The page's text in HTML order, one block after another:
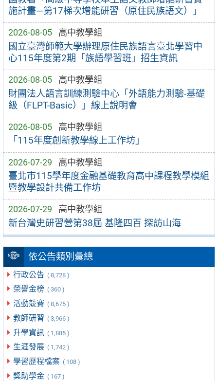
施計畫—第17梯次增能研習（原住民族語文）」
2026-08-05 高中教學組
國立臺灣師範大學辦理原住民族語言臺北學習中
心115年度第2期「族語學習班」招生資訊
2026-08-05 高中教學組
財團法人語言訓練測驗中心「外語能力測驗-基礎
級（FLPT-Basic）」線上說明會
2026-08-05 高中教學組
「115年度創新教學線上工作坊」
2026-07-29 高中教學組
臺北市115學年度金融基礎教育高中課程教學模組
暨教學設計共備工作坊
2026-07-29 高中教學組
新台灣史研習營第38屆 基隆四百 探訪山海
依公告類別彙總
行政公告 ( 8,728 )
榮譽金榜 ( 360 )
活動競賽 ( 8,675 )
教師研習 ( 3,966 )
升學資訊 ( 1,885 )
生涯發展 ( 1,742 )
學習歷程檔案 ( 108 )
獎助學金 ( 167 )